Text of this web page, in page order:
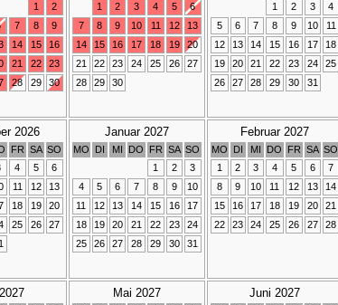
1
2
7 8
9
14 15
16
21 22
23
28 29
30
1
2 3 4 5
6
7
8 9 10 11 12
13
14
15 16 17 18 19
20
21
22 23 24 25 26
27
28
29 30
1
2 3
4
5
6 7 8 9 10
11
12
13 14 15 16 17
18
19
20 21 22 23 24
25
26
27 28 29 30 31
2026
FR SA SO
4 5
6
11 12
13
18 19
20
25 26
27
Januar 2027
MO DI MI DO FR SA SO
1
2
3
4
5 6 7 8 9
10
11
12 13 14 15 16
17
18
19 20 21 22 23
24
25
26 27 28 29 30 31
Februar 2027
MO DI MI DO FR SA SO
1
2 3 4 5 6
7
8
9 10 11 12 13
14
15
16 17 18 19 20
21
22
23 24 25 26 27 28
Mai 2027 Juni 2027